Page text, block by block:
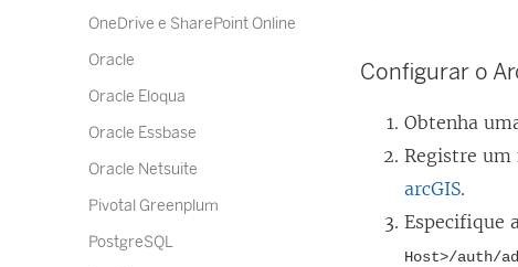
OneDrive e SharePoint Online
Oracle
Oracle Eloqua
Oracle Essbase
Oracle Netsuite
Pivotal Greenplum
PostgreSQL
Configurar o
Obtenha
Registre um
arcGIS.
Especifique
Host>/auth/